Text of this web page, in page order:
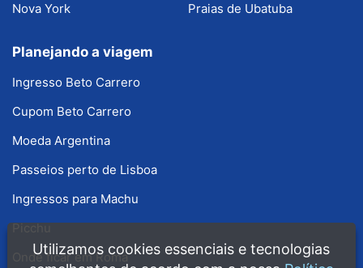
Nova York
Praias de Ubatuba
Planejando a viagem
Ingresso Beto Carrero
Cupom Beto Carrero
Moeda Argentina
Passeios perto de Lisboa
Ingressos para Machu
Onde ficar em Roma
Utilizamos cookies essenciais e tecnologias